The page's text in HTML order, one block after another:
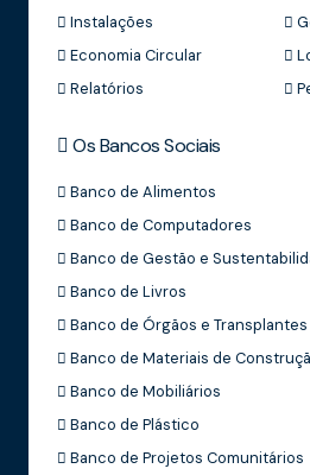
Instalações
Economia Circular
Relatórios
Os Bancos Sociais
Banco de Alimentos
Banco de Computadores
Banco de Gestão e
Banco de Livros
Banco de Órgãos e Transplantes
Banco de Materiais de
Banco de Mobiliários
Banco de Plástico
Banco de Projetos Comunitários